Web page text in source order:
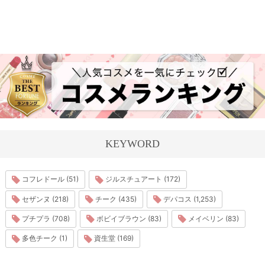
KEYWORD
コフレドール (51) ジルスチュアート (172)
セザンヌ (218) チーク (435) デパコス (1,253)
プチプラ (708) ボビイブラウン (83) メイベリン (83)
多色チーク (1) 資生堂 (169)